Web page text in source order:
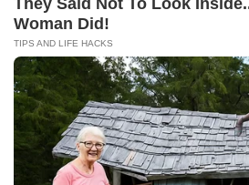
serta terverifikasi dari
Follow